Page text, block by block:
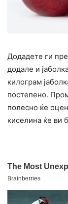
Додадете ги
додале и
килограм
постепено.
полесно ќе
киселина ќе ви